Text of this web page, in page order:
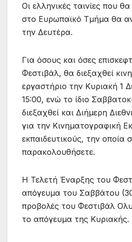
Οι ελληνικές ταινίες που
στο Ευρωπαϊκό Τμήμα θα
την Δευτέρα.
Για όσους και όσες
Φεστιβάλ, θα διεξαχθεί
εργαστήριο την Κυριακή 1
15:00, ενώ το ίδιο
διεξαχθεί και Διήμερη
για την Κινηματογραφική
εκπαιδευτικούς, την οποία
παρακολουθήσετε.
Η Τελετή Έναρξης του
απόγευμα του Σαββάτου
προβολές του Φεστιβάλ
το απόγευμα της Κυριακής.